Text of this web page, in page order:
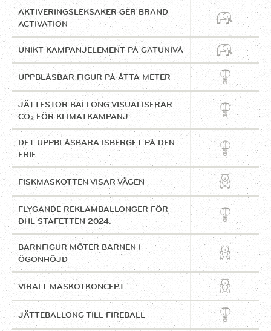
AKTIVERINGSLEKSAKER GER BRAND
ACTIVATION
UNIKT KAMPANJELEMENT PÅ GATUNIVÅ
UPPBLÅSBAR FIGUR PÅ ÅTTA METER
JÄTTESTOR BALLONG VISUALISERAR
CO₂ FÖR KLIMATKAMPANJ
DET UPPBLÅSBARA ISBERGET PÅ DEN
FRIE
FISKMASKOTTEN VISAR VÄGEN
FLYGANDE REKLAMBALLONGER FÖR
DHL STAFETTEN 2024.
BARNFIGUR MÖTER BARNEN I
ÖGONHÖJD
VIRALT MASKOTKONCEPT
JÄTTEBALLONG TILL FIREBALL